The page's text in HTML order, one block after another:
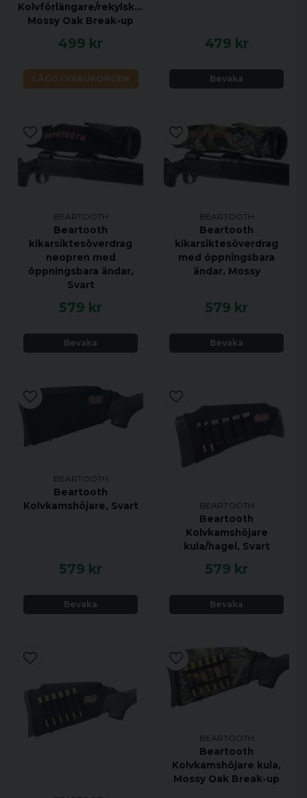
Kolvförlängare/rekylskydd,
Mossy Oak Break-up
499 kr
LÄGG I VARUKORGEN
479 kr
Bevaka
BEARTOOTH
Beartooth
kikarsiktesöverdrag
neopren med
öppningsbara ändar,
Svart
579 kr
Bevaka
BEARTOOTH
Beartooth
kikarsiktesöverdrag
med öppningsbara
ändar, Mossy
579 kr
Bevaka
BEARTOOTH
Beartooth
Kolvkamshöjare, Svart
579 kr
Bevaka
BEARTOOTH
Beartooth
Kolvkamshöjare
kula/hagel, Svart
579 kr
Bevaka
BEARTOOTH
Beartooth
Kolvkamshöjare kula,
Mossy Oak Break-up